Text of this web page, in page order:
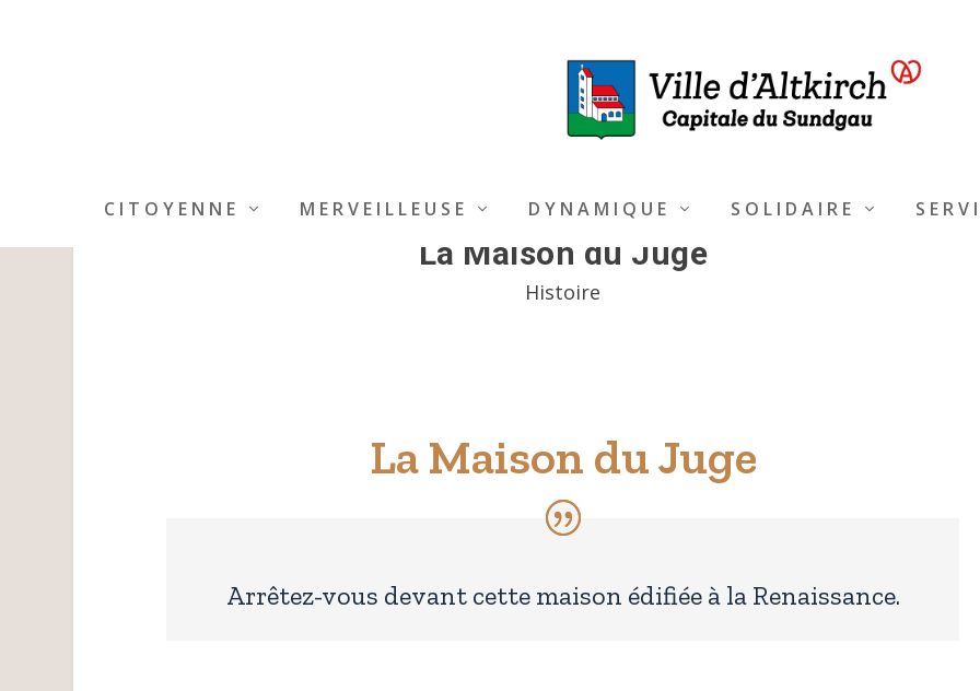
CITOYENNE MERVEILLEUSE DYNAMIQUE SOLIDAIRE
La Maison du Juge
Histoire
La Maison du Juge
Arrêtez-vous devant cette maison édifiée à la Renaissance.